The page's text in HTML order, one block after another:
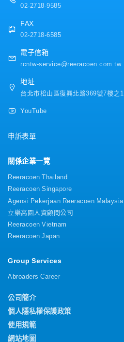
02-2718-9585
FAX
02-2718-6585
電子信箱
rcntw-service@reeracoen.com.tw
地址
台北市松山區復興北路369號7樓之1
YouTube
申訴表單
關係企業一覽
Reeracoen Thailand
Reeracoen Singapore
Agensi Pekerjaan Reeracoen Malaysia
立樂高園人資顧問公司
Reeracoen Vietnam
Reeracoen Japan
Group Services
Abroaders Career
公司簡介
個人隱私權保護政策
使用規範
網站地圖